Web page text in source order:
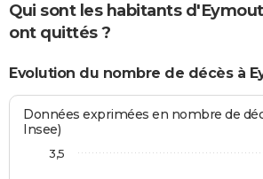
Qui sont les habitants
ont quittés ?
Evolution du nombre de décès à
Données exprimées en nombre de
Insee)
3,5